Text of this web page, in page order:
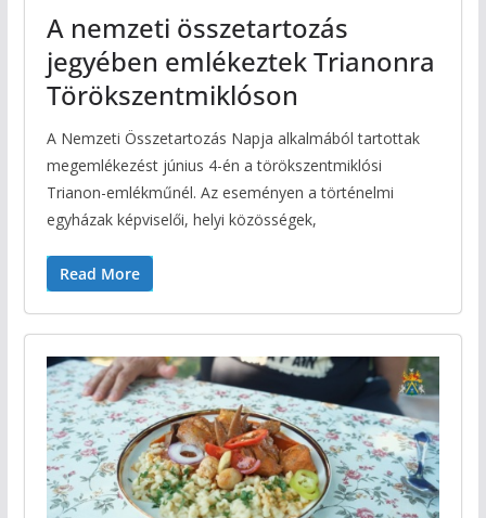
A nemzeti összetartozás
jegyében emlékeztek Trianonra
Törökszentmiklóson
A Nemzeti Összetartozás Napja alkalmából tartottak
megemlékezést június 4-én a törökszentmiklósi
Trianon-emlékműnél. Az eseményen a történelmi
egyházak képviselői, helyi közösségek,
Read More